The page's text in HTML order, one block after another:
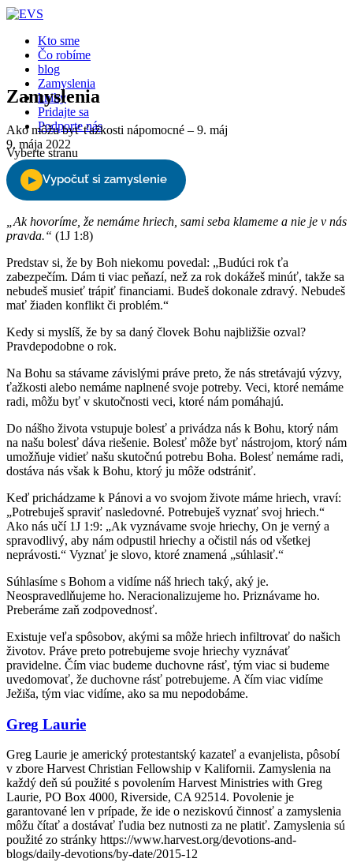
Kto sme
Čo robíme
blog
Zamyslenia
knihy
Pridajte sa
Podporte nás
Vyberte stranu
Zamyslenia
Ako môžu byť ťažkosti nápomocné – 9. máj
9. mája 2022
„Ak hovoríme, že nemáme hriech, sami seba klameme a nie je v nás
pravda.“ (1J 1:8)
Predstav si, že by Boh niekomu povedal: „Budúci rok ťa
zabezpečím. Dám ti viac peňazí, než za rok dokážeš minúť, takže sa
nebudeš musieť trápiť financiami. Budeš dokonale zdravý. Nebudeš
mať žiaden konflikt či problém.“
Kedy si myslíš, že by sa daný človek Bohu najbližšie ozval?
Pravdepodobne o rok.
Na Bohu sa stávame závislými práve preto, že nás stretávajú výzvy,
ťažkosti alebo nemáme naplnené svoje potreby. Veci, ktoré nemáme
radi, môžu byť v skutočnosti veci, ktoré nám pomáhajú.
Do nášho života vstupuje bolesť a privádza nás k Bohu, ktorý nám
na našu bolesť dáva riešenie. Bolesť môže byť nástrojom, ktorý nám
umožňuje vidieť našu skutočnú potrebu Boha. Bolesť nemáme radi,
dostáva nás však k Bohu, ktorý ju môže odstrániť.
Keď prichádzame k Pánovi a vo svojom živote máme hriech, vraví:
„Potrebuješ spraviť nasledovné. Potrebuješ vyznať svoj hriech.“
Ako nás učí 1J 1:9: „Ak vyznávame svoje hriechy, On je verný a
spravodlivý, aby nám odpustil hriechy a očistil nás od všetkej
neprávosti.“ Vyznať je slovo, ktoré znamená „súhlasiť.“
Súhlasíme s Bohom a vidíme náš hriech taký, aký je.
Neospravedlňujeme ho. Neracionalizujeme ho. Priznávame ho.
Preberáme zaň zodpovednosť.
Existuje veľa spôsobov, akými sa môže hriech infiltrovať do našich
životov. Práve preto potrebujeme svoje hriechy vyznávať
pravidelne. Čím viac budeme duchovne rásť, tým viac si budeme
uvedomovať, že duchovne rásť potrebujeme. A čím viac vidíme
Ježiša, tým viac vidíme, ako sa mu nepodobáme.
Greg Laurie
Greg Laurie je americký protestantský kazateľ a evanjelista, pôsobí
v zbore Harvest Christian Fellowship v Kalifornii. Zamyslenia na
každý deň sú použité s povolením Harvest Ministries with Greg
Laurie, PO Box 4000, Riverside, CA 92514. Povolenie je
garantované len v prípade, že ide o neziskovú činnosť a zamyslenia
môžu čítať a dostávať ľudia bez nutnosti za ne platiť. Zamyslenia sú
použité zo stránky https://www.harvest.org/devotions-and-
blogs/daily-devotions/by-date/2015-12